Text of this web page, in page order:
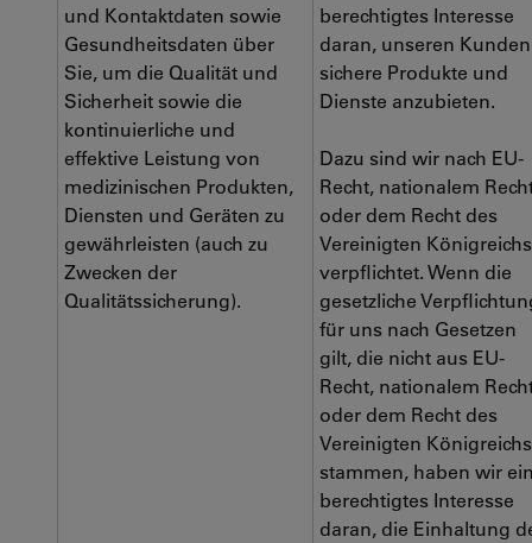
und Kontaktdaten sowie
Gesundheitsdaten über
Sie, um die Qualität und
Sicherheit sowie die
kontinuierliche und
effektive Leistung von
medizinischen Produkten,
Diensten und Geräten zu
gewährleisten (auch zu
Zwecken der
Qualitätssicherung).
berechtigtes Interesse
daran, unseren Kunden
sichere Produkte und
Dienste anzubieten.
Dazu sind wir nach EU-
Recht, nationalem
oder dem Recht des
Vereinigten Königreichs
verpflichtet. Wenn die
gesetzliche
für uns nach Gesetzen
gilt, die nicht aus EU-
Recht, nationalem
oder dem Recht des
Vereinigten Königreichs
stammen, haben wir
berechtigtes Interesse
daran, die Einhaltung